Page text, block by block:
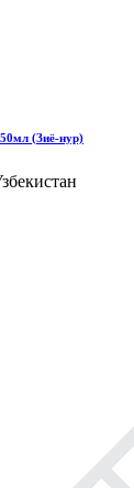
(Зиё-нур)